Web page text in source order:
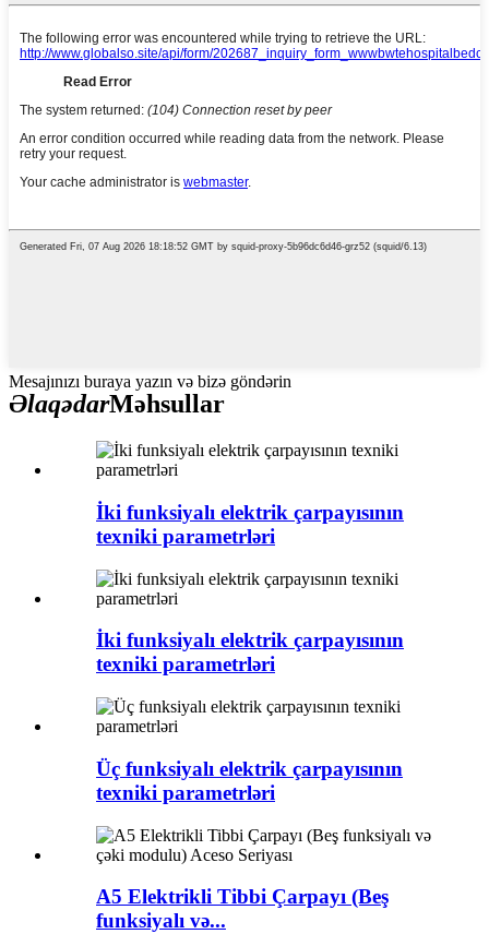
Mesajınızı buraya yazın və bizə göndərin
ƏlaqədarMəhsullar
İki funksiyalı elektrik çarpayısının
texniki parametrləri
İki funksiyalı elektrik çarpayısının
texniki parametrləri
Üç funksiyalı elektrik çarpayısının
texniki parametrləri
A5 Elektrikli Tibbi Çarpayı (Beş
funksiyalı və...